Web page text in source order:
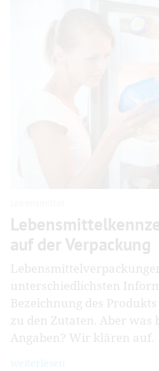
auf der Verpackung
unterschiedlichsten
Bezeichnung des
zu den Zutaten. Aber was
Angaben? Wir klären auf.
weiterlesen